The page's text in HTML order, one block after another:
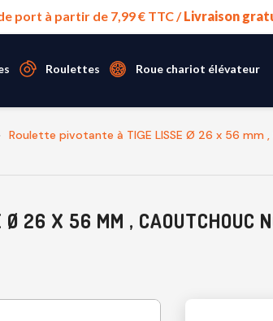
port à partir de 7,99 € TTC /Livraison
Roulettes Roue chariot élévateur
Roulette pivotante à TIGE LISSE Ø 26 x 56 mm
26 X 56 MM , CAOUTCHOUC